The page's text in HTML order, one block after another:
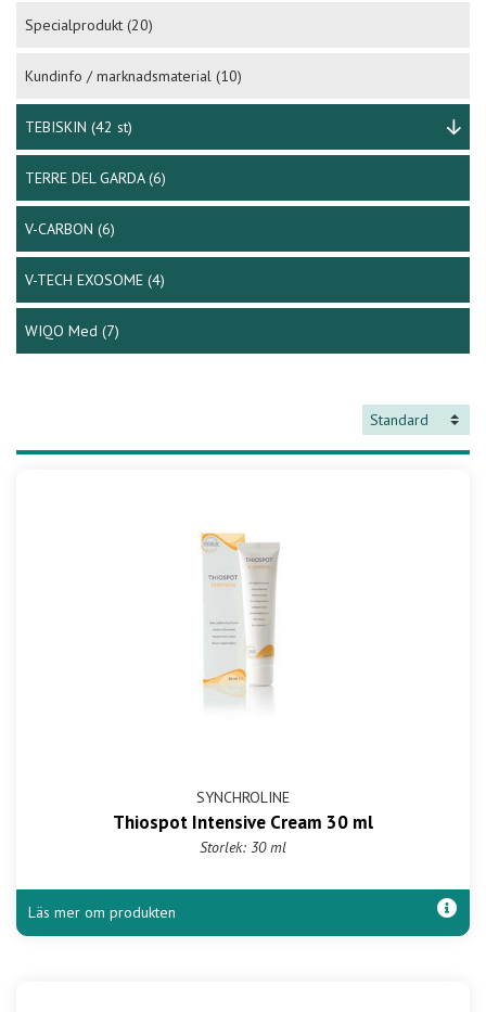
Specialprodukt(20)
Kundinfo / marknadsmaterial(10)
TEBISKIN (42 st)
TERRE DEL GARDA(6)
V-CARBON(6)
V-TECH EXOSOME(4)
WIQO Med(7)
SYNCHROLINE
Thiospot Intensive Cream 30 ml
Storlek: 30 ml
Läs mer om produkten